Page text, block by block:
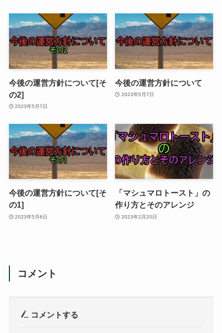
今後の運営方針について[そ
の2]
2023年5月7日
今後の運営方針について
2023年5月7日
今後の運営方針について[そ
の1]
2023年5月6日
「マシュマロトースト」の
作り方とそのアレンジ
2023年2月20日
コメント
コメントする